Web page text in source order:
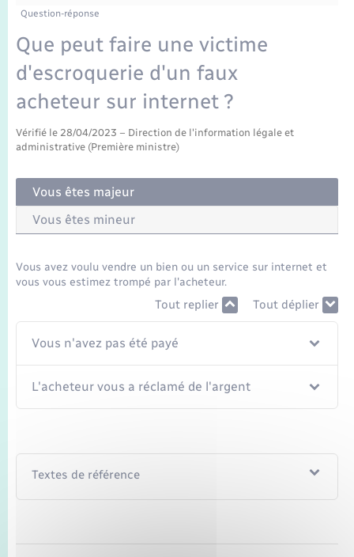
Etat-civil - Papiers - Citoyenneté
Mariage – PACS
Parrainage civil
Recensement
Logement - Urbanisme
Loisirs
Nouvel habitant
Numérique
Organisation d’événement
Sécurité - Prévention
Transports
Transports scolaires
Voirie et espace public
Travaux - Autorisation d’occupation de l’espace
Compétences
Plan interactif
Présentation de la commune
La Communauté de communes
Question-réponse
Que peut faire une victime
d'escroquerie d'un faux
acheteur sur internet ?
Vérifié le 28/04/2023 – Direction de l'information légale et
administrative (Première ministre)
Vous êtes majeur
Vous êtes mineur
Vous avez voulu vendre un bien ou un service sur internet et
vous vous estimez trompé par l'acheteur.
Tout replier Tout déplier
Vous n'avez pas été payé
L'acheteur vous a réclamé de l'argent
Textes de référence